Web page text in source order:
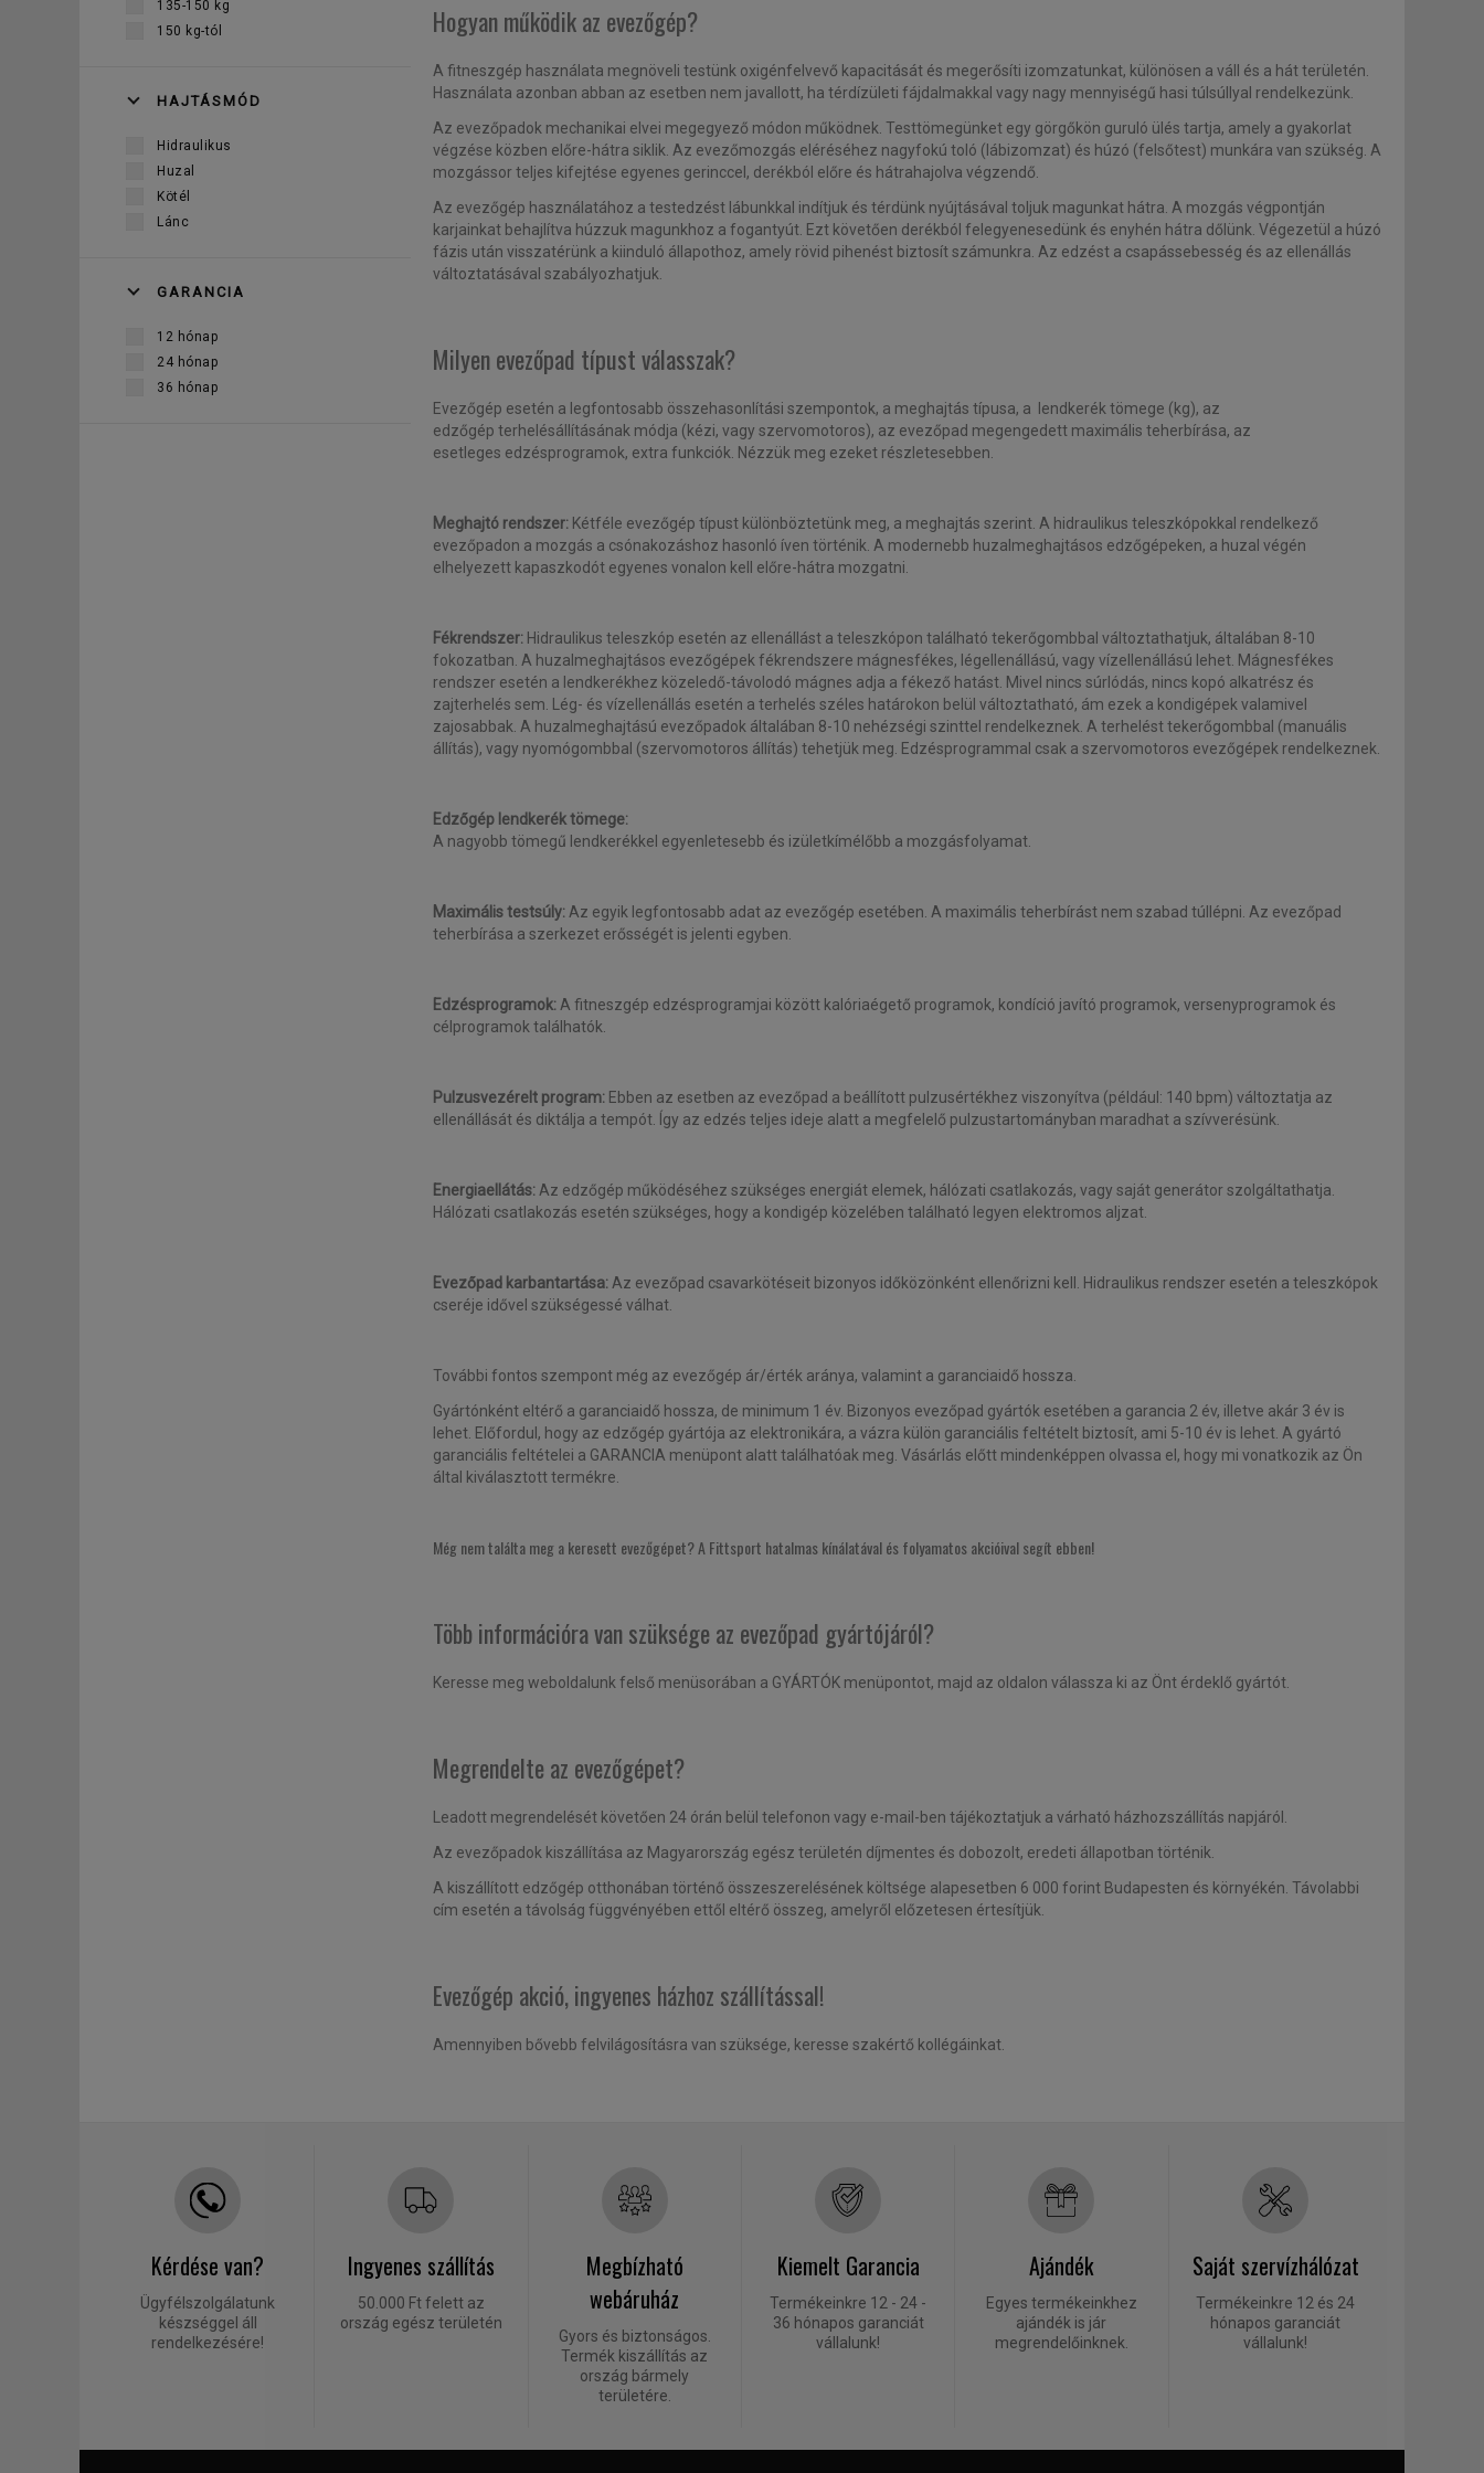
Hogyan működik az evezőgép?
A fitneszgép használata megnöveli testünk oxigénfelvevő kapacitását és megerősíti izomzatunkat, különösen a váll és a hát területén.
Használata azonban abban az esetben nem javallott, ha térdízületi fájdalmakkal vagy nagy mennyiségű hasi túlsúllyal rendelkezünk.
Az evezőpadok mechanikai elvei megegyező módon működnek. Testtömegünket egy görgőkön guruló ülés tartja, amely a gyakorlat
végzése közben előre-hátra siklik. Az evezőmozgás eléréséhez nagyfokú toló (lábizomzat) és húzó (felsőtest) munkára van szükség. A
mozgássor teljes kifejtése egyenes gerinccel, derékból előre és hátrahajolva végzendő.
Az evezőgép használatához a testedzést lábunkkal indítjuk és térdünk nyújtásával toljuk magunkat hátra. A mozgás végpontján
karjainkat behajlítva húzzuk magunkhoz a fogantyút. Ezt követően derékból felegyenesedünk és enyhén hátra dőlünk. Végezetül a húzó
fázis után visszatérünk a kiinduló állapothoz, amely rövid pihenést biztosít számunkra. Az edzést a csapássebesség és az ellenállás
változtatásával szabályozhatjuk.
Milyen evezőpad típust válasszak?
Evezőgép esetén a legfontosabb összehasonlítási szempontok, a meghajtás típusa, a lendkerék tömege (kg), az
edzőgép terhelésállításának módja (kézi, vagy szervomotoros), az evezőpad megengedett maximális teherbírása, az
esetleges edzésprogramok, extra funkciók. Nézzük meg ezeket részletesebben.
Meghajtó rendszer: Kétféle evezőgép típust különböztetünk meg, a meghajtás szerint. A hidraulikus teleszkópokkal rendelkező
evezőpadon a mozgás a csónakozáshoz hasonló íven történik. A modernebb huzalmeghajtásos edzőgépeken, a huzal végén
elhelyezett kapaszkodót egyenes vonalon kell előre-hátra mozgatni.
Fékrendszer: Hidraulikus teleszkóp esetén az ellenállást a teleszkópon található tekerőgombbal változtathatjuk, általában 8-10
fokozatban. A huzalmeghajtásos evezőgépek fékrendszere mágnesfékes, légellenállású, vagy vízellenállású lehet. Mágnesfékes
rendszer esetén a lendkerékhez közeledő-távolodó mágnes adja a fékező hatást. Mivel nincs súrlódás, nincs kopó alkatrész és
zajterhelés sem. Lég- és vízellenállás esetén a terhelés széles határokon belül változtatható, ám ezek a kondigépek valamivel
zajosabbak. A huzalmeghajtású evezőpadok általában 8-10 nehézségi szinttel rendelkeznek. A terhelést tekerőgombbal (manuális
állítás), vagy nyomógombbal (szervomotoros állítás) tehetjük meg. Edzésprogrammal csak a szervomotoros evezőgépek rendelkeznek.
Edzőgép lendkerék tömege:
A nagyobb tömegű lendkerékkel egyenletesebb és izületkímélőbb a mozgásfolyamat.
Maximális testsúly: Az egyik legfontosabb adat az evezőgép esetében. A maximális teherbírást nem szabad túllépni. Az evezőpad
teherbírása a szerkezet erősségét is jelenti egyben.
Edzésprogramok: A fitneszgép edzésprogramjai között kalóriaégető programok, kondíció javító programok, versenyprogramok és
célprogramok találhatók.
Pulzusvezérelt program: Ebben az esetben az evezőpad a beállított pulzusértékhez viszonyítva (például: 140 bpm) változtatja az
ellenállását és diktálja a tempót. Így az edzés teljes ideje alatt a megfelelő pulzustartományban maradhat a szívverésünk.
Energiaellátás: Az edzőgép működéséhez szükséges energiát elemek, hálózati csatlakozás, vagy saját generátor szolgáltathatja.
Hálózati csatlakozás esetén szükséges, hogy a kondigép közelében található legyen elektromos aljzat.
Evezőpad karbantartása: Az evezőpad csavarkötéseit bizonyos időközönként ellenőrizni kell. Hidraulikus rendszer esetén a teleszkópok
cseréje idővel szükségessé válhat.
További fontos szempont még az evezőgép ár/érték aránya, valamint a garanciaidő hossza.
Gyártónként eltérő a garanciaidő hossza, de minimum 1 év. Bizonyos evezőpad gyártók esetében a garancia 2 év, illetve akár 3 év is
lehet. Előfordul, hogy az edzőgép gyártója az elektronikára, a vázra külön garanciális feltételt biztosít, ami 5-10 év is lehet. A gyártó
garanciális feltételei a GARANCIA menüpont alatt találhatóak meg. Vásárlás előtt mindenképpen olvassa el, hogy mi vonatkozik az Ön
által kiválasztott termékre.
Még nem találta meg a keresett evezőgépet? A Fittsport hatalmas kínálatával és folyamatos akcióival segít ebben!
Több információra van szüksége az evezőpad gyártójáról?
Keresse meg weboldalunk felső menüsorában a GYÁRTÓK menüpontot, majd az oldalon válassza ki az Önt érdeklő gyártót.
Megrendelte az evezőgépet?
Leadott megrendelését követően 24 órán belül telefonon vagy e-mail-ben tájékoztatjuk a várható házhozszállítás napjáról.
Az evezőpadok kiszállítása az Magyarország egész területén díjmentes és dobozolt, eredeti állapotban történik.
A kiszállított edzőgép otthonában történő összeszerelésének költsége alapesetben 6 000 forint Budapesten és környékén. Távolabbi
cím esetén a távolság függvényében ettől eltérő összeg, amelyről előzetesen értesítjük.
Evezőgép akció, ingyenes házhoz szállítással!
Amennyiben bővebb felvilágosításra van szüksége, keresse szakértő kollégáinkat.
135-150 kg
150 kg-tól
HAJTÁSMÓD
Hidraulikus
Huzal
Kötél
Lánc
GARANCIA
12 hónap
24 hónap
36 hónap
Kérdése van?
Ügyfélszolgálatunk
készséggel áll
rendelkezésére!
Ingyenes szállítás
50.000 Ft felett az
ország egész területén
Megbízható
webáruház
Gyors és biztonságos.
Termék kiszállítás az
ország bármely
területére.
Kiemelt Garancia
Termékeinkre 12 - 24 -
36 hónapos garanciát
vállalunk!
Ajándék
Egyes termékeinkhez
ajándék is jár
megrendelőinknek.
Saját szervízhálózat
Termékeinkre 12 és 24
hónapos garanciát
vállalunk!